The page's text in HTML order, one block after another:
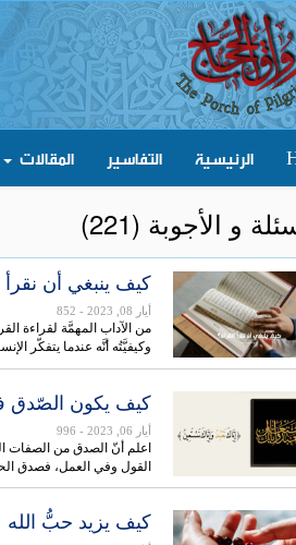
الرئيسية التفاسير المقالات
و الأجوبة (221)
كيف ينبغي أن نقرأ
أيار 08, 2023 - 852
من الآداب المهمَّة لقراءة
وكيفيَّتُه أنَّه عندما يتفكّر
كيف يكون الصّدق
أيار 06, 2023 - 996
اعلم أنّ الصدق من الصفات
القول وفي العمل، فصدق
كيف يزيد حبُّ